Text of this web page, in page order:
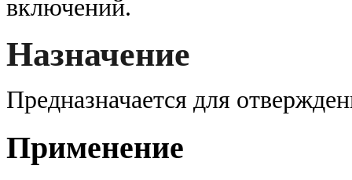
включений.
Назначение
Предназначается для
Применение